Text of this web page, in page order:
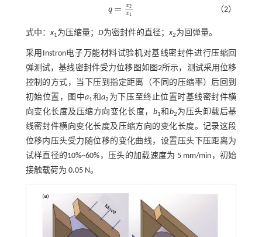
q = x2
x1
q=x2 x1 （2）
式中： x1为压缩量； D为密封件的直径； x2为回弹量。
采用Instron电子万能材料试验机对基线密封件进行压缩回
弹测试，基线密封件受力位移图如 图2所示，测试采用位移
控制的方式，当下压到指定距离（不同的压缩率）后回到
初始位置，图中a1和a2 为下压至终止位置时基线密封件横
向变化长度及压缩方向变化长度， b1和 b2为压头卸载后基
线密封件横向变化长度及压缩方向的变化长度。记录这段
位移内压头受力随位移的变化曲线，设置压头下压距离为
试样直径的10%~60%，压头的加载速度为 5 mm/min，初始
接触载荷为 0.05 N。